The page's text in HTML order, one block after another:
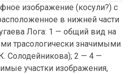
изображение (косули?) с
в нижней части
Лога: 1 — общий вид на
трасологически значимыми
Солодейникова); 2 — 4 —
участки изображения,